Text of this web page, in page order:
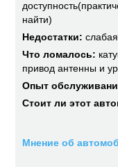
найти)
Недостатки:
Что ломалось:
привод антенны и
Опыт
Стоит ли этот
Мнение об